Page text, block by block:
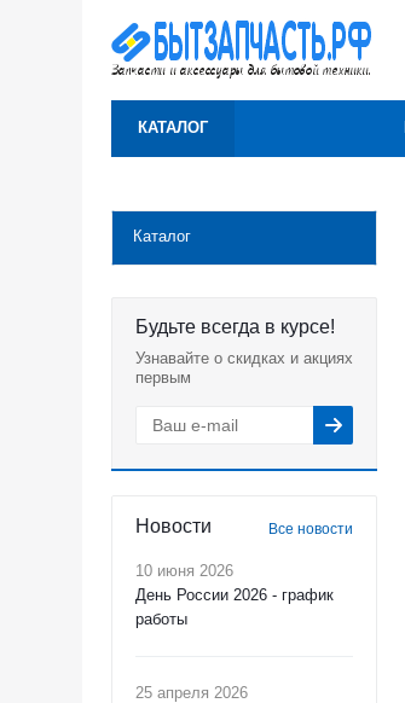
КАТАЛОГ
Каталог
Будьте всегда в курсе!
Узнавайте о скидках и акциях
первым
Новости Все новости
10 июня 2026
День России 2026 - график
работы
25 апреля 2026